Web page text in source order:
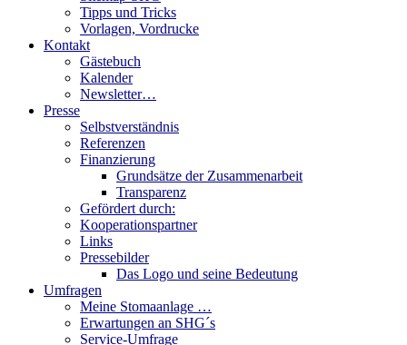
Tipps und Tricks
Vorlagen, Vordrucke
Kontakt
Gästebuch
Kalender
Newsletter…
Presse
Selbstverständnis
Referenzen
Finanzierung
Grundsätze der Zusammenarbeit
Transparenz
Gefördert durch:
Kooperationspartner
Links
Pressebilder
Das Logo und seine Bedeutung
Umfragen
Meine Stomaanlage …
Erwartungen an SHG´s
Service-Umfrage